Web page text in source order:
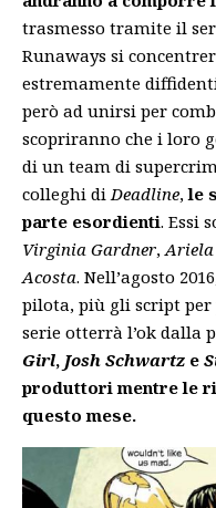
trasmesso tramite il
Runaways si
estremamente
però ad unirsi per
scopriranno che i loro
di un team di
colleghi diDeadline,le
parte esordienti. Essi
Virginia Gardner,
Acosta. Nell’agosto
pilota, più gli script
serie otterrà l’ok dalla
Girl, Josh Schwartz e
produttori mentre le
questo mese.